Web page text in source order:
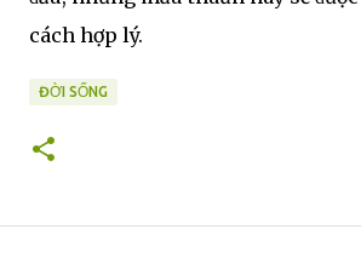
cách hợp lý.
ĐỜI SỐNG